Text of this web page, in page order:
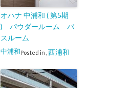
オハナ 中浦和 ( 第5期
) パウダールーム バ
スルーム
Posted in
中浦和 西浦和